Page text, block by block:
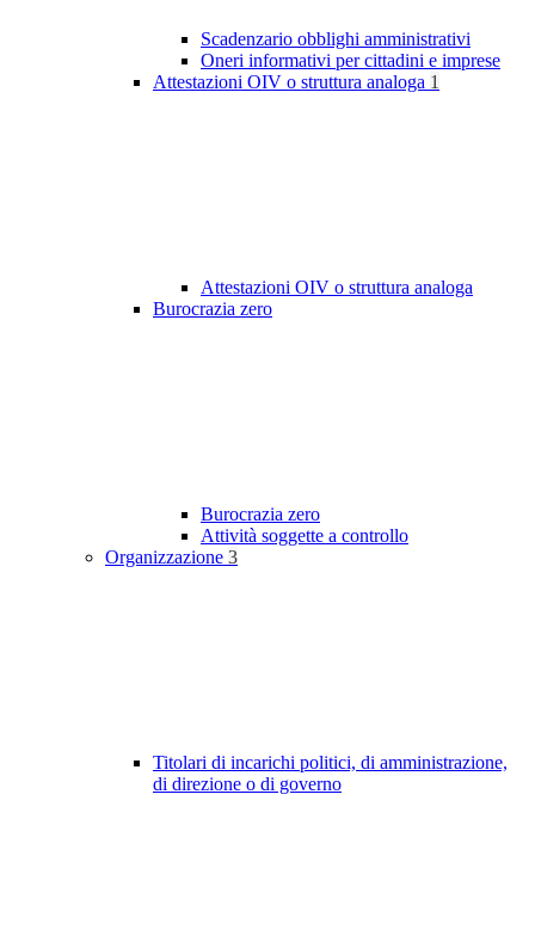
Scadenzario obblighi amministrativi
Oneri informativi per cittadini e imprese
Attestazioni OIV o struttura analoga 1
Attestazioni OIV o struttura analoga
Burocrazia zero
Burocrazia zero
Attività soggette a controllo
Organizzazione 3
Titolari di incarichi politici, di amministrazione,
di direzione o di governo